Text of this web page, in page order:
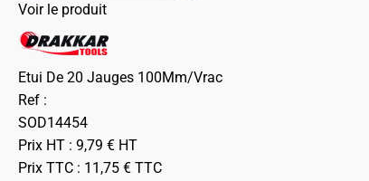
Voir le produit
Etui De 20 Jauges 100Mm/Vrac
Ref :
SOD14454
Prix HT : 9,79 € HT
Prix TTC : 11,75 € TTC